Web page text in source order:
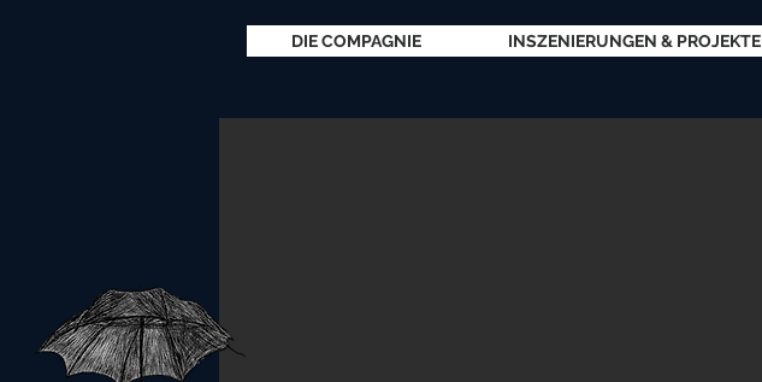
DIE COMPAGNIE INSZENIERUNGEN & PROJEKTE